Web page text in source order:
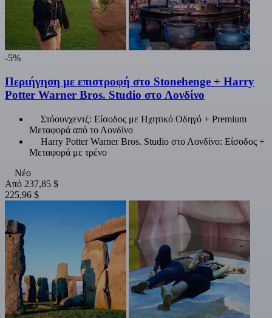
-5%
Περιήγηση με επιστροφή στο Stonehenge + Harry
Potter Warner Bros. Studio στο Λονδίνο
Στόουνχεντζ: Είσοδος με Ηχητικό Οδηγό + Premium
Μεταφορά από το Λονδίνο
Harry Potter Warner Bros. Studio στο Λονδίνο: Είσοδος +
Μεταφορά με τρένο
Νέο
Από 237,85 $
225,96 $